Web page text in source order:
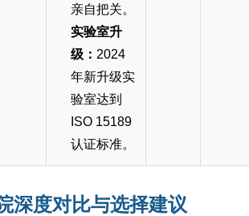
亲自把关。
实验室升
级： 2024
年新升级实
验室达到
ISO 15189
认证标准。
深度对比与选择建议